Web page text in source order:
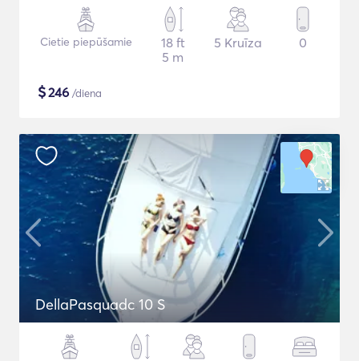
Cietie piepūšamie
18 ft
5 m
5 Kruīza 0
$246 /diena
DellaPasquadc 10 S